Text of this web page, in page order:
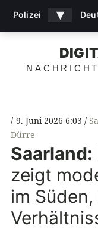
9. Juni 2026 6:03
Dürre
Saarland:
zeigt
im
Polizei ▾